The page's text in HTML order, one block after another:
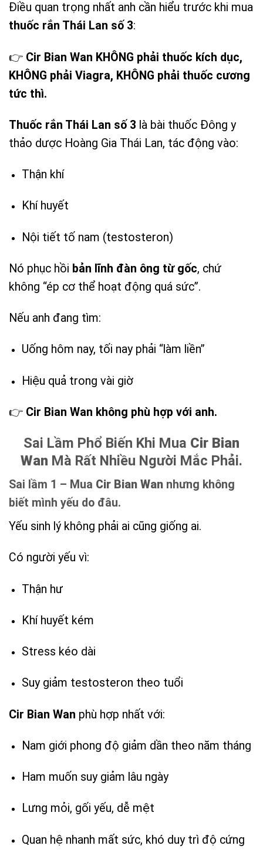
Điều quan trọng nhất anh cần hiểu trước khi mua
thuốc rắn Thái Lan số 3:
👉 Cir Bian Wan KHÔNG phải thuốc kích dục,
KHÔNG phải Viagra, KHÔNG phải thuốc cương
tức thì.
Thuốc rắn Thái Lan số 3 là bài thuốc Đông y
thảo dược Hoàng Gia Thái Lan, tác động vào:
Thận khí
Khí huyết
Nội tiết tố nam (testosteron)
Nó phục hồi bản lĩnh đàn ông từ gốc, chứ
không “ép cơ thể hoạt động quá sức”.
Nếu anh đang tìm:
Uống hôm nay, tối nay phải “làm liền”
Hiệu quả trong vài giờ
👉 Cir Bian Wan không phù hợp với anh.
Sai Lầm Phổ Biến Khi Mua Cir Bian
Wan Mà Rất Nhiều Người Mắc Phải.
Sai lầm 1 – Mua Cir Bian Wan nhưng không
biết mình yếu do đâu.
Yếu sinh lý không phải ai cũng giống ai.
Có người yếu vì:
Thận hư
Khí huyết kém
Stress kéo dài
Suy giảm testosteron theo tuổi
Cir Bian Wan phù hợp nhất với:
Nam giới phong độ giảm dần theo năm tháng
Ham muốn suy giảm lâu ngày
Lưng mỏi, gối yếu, dễ mệt
Quan hệ nhanh mất sức, khó duy trì độ cứng